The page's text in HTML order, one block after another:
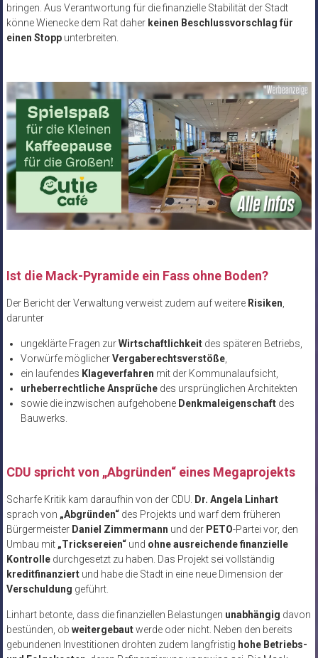
bringen. Aus Verantwortung für die finanzielle Stabilität der Stadt
könne Wienecke dem Rat daher keinen Beschlussvorschlag für
einen Stoppunterbreiten.
Ist die Mack-Pyramide ein Fass ohne Boden?
Der Bericht der Verwaltung verweist zudem auf weitere Risiken
darunter
ungeklärte Fragen zurWirtschaftlichkeitdes späteren Betriebs,
Vorwürfe möglicherVergaberechtsverstöße,
ein laufendes Klageverfahren mit der Kommunalaufsicht,
urheberrechtliche Ansprüchedes ursprünglichen Architekten
sowie die inzwischen aufgehobene Denkmaleigenschaftdes
Bauwerks.
CDU spricht von „Abgründen“ eines Megaprojekts
Scharfe Kritik kam daraufhin von der CDU.
Dr. Angela Linhart
sprach von „Abgründen“des Projekts und warf dem früheren
Bürgermeister Daniel Zimmermann und der PETO-Partei vor, den
Umbau mit „Tricksereien“und ohne ausreichende finanzielle
Kontrolledurchgesetzt zu haben. Das Projekt sei vollständig
kreditfinanziertund habe die Stadt in eine neue Dimension der
Verschuldung geführt.
Linhart betonte, dass die finanziellen Belastungen unabhängig davon
bestünden, ob weitergebautwerde oder nicht. Neben den bereits
gebundenen Investitionen drohten zudem langfristig hohe Betriebs-